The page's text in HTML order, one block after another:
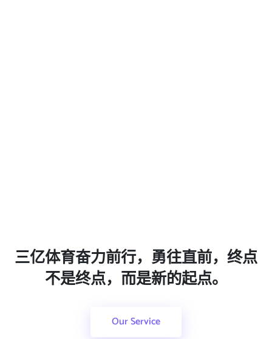
三亿体育奋力前行，勇往直前，终点
不是终点，而是新的起点。
Our Service